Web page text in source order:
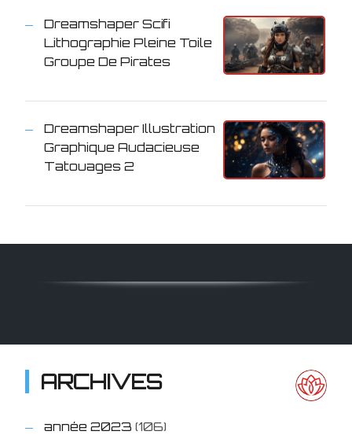
Dreamshaper Scifi
Lithographie Pleine Toile
Groupe De Pirates
Dreamshaper Illustration
Graphique Audacieuse
Tatouages 2
ARCHIVES
année 2023 (106)